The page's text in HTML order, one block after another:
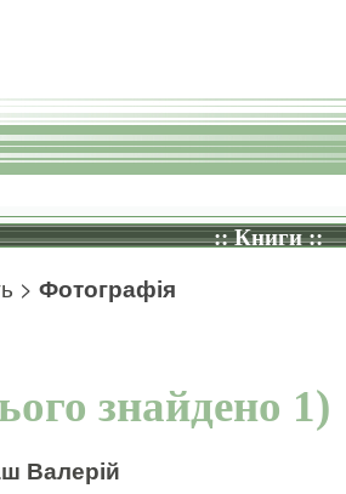
:: Книги ::
> Фотографія
знайдено 1)
Валерій